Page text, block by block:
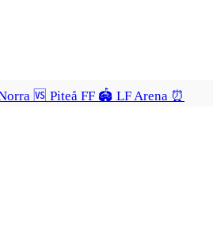
🆚 Piteå FF 🏟️ LF Arena ⏰